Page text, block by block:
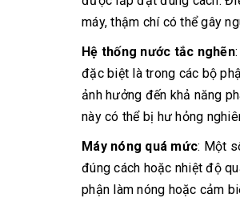
máy, thậm chí có thể gây
Hệ thống nước tắc nghẽn
đặc biệt là trong các bộ
ảnh hưởng đến khả năng
này có thể bị hư hỏng
Máy nóng quá mức: Một
đúng cách hoặc nhiệt độ
phận làm nóng hoặc cảm